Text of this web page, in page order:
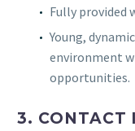
Fully provided
Young,
environment
opportunities.
3. CONTACT